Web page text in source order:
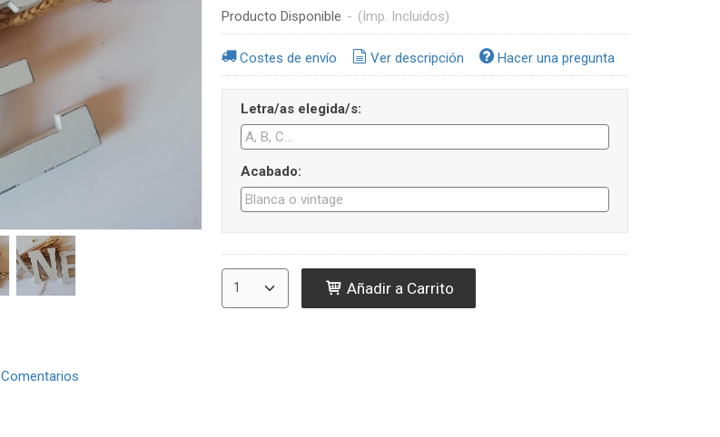
Producto Disponible - (Imp. Incluidos)
Costes de envío Ver descripción Hacer una pregunta
Letra/as elegida/s:
Acabado:
Añadir a Carrito
Comentarios